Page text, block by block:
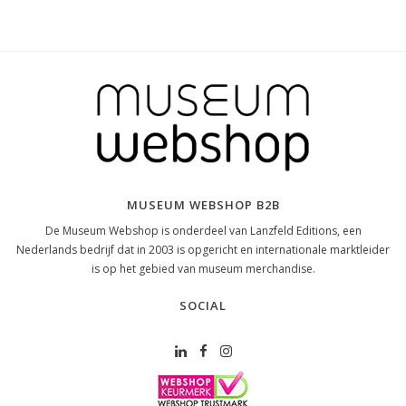
MUSEUM WEBSHOP B2B
De Museum Webshop is onderdeel van Lanzfeld Editions, een
Nederlands bedrijf dat in 2003 is opgericht en internationale marktleider
is op het gebied van museum merchandise.
SOCIAL